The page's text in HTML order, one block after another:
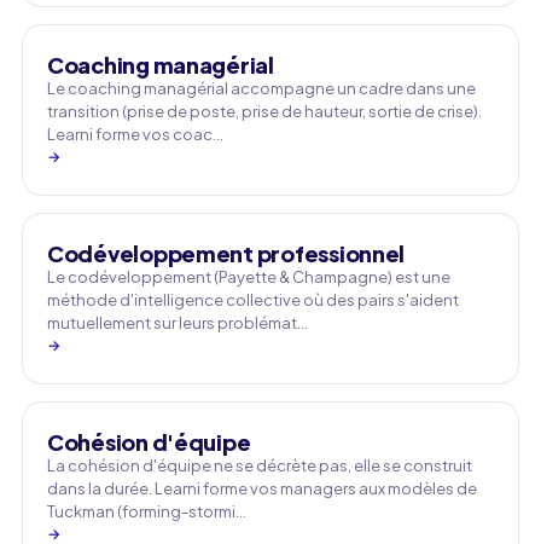
Coaching managérial
Le coaching managérial accompagne un cadre dans une
transition (prise de poste, prise de hauteur, sortie de crise).
Learni forme vos coac…
→
Codéveloppement professionnel
Le codéveloppement (Payette & Champagne) est une
méthode d'intelligence collective où des pairs s'aident
mutuellement sur leurs problémat…
→
Cohésion d'équipe
La cohésion d'équipe ne se décrète pas, elle se construit
dans la durée. Learni forme vos managers aux modèles de
Tuckman (forming-stormi…
→